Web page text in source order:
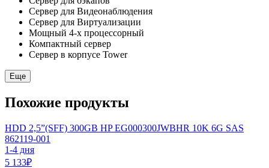
Сервер для Видеонаблюдения
Сервер для Виртуализации
Мощный 4-х процессорный
Компактный сервер
Сервер в корпусе Tower
Еще
Похожие продукты
HDD 2,5”(SFF) 300GB HP EG000300JWBHR 10K 6G SAS
862119-001
1-4 дня
5 133₽